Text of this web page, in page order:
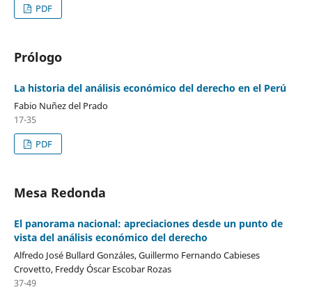
PDF
Prólogo
La historia del análisis económico del derecho en el Perú
Fabio Nuñez del Prado
17-35
PDF
Mesa Redonda
El panorama nacional: apreciaciones desde un punto de
vista del análisis económico del derecho
Alfredo José Bullard Gonzáles, Guillermo Fernando Cabieses
Crovetto, Freddy Óscar Escobar Rozas
37-49